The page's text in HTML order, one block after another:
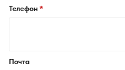
Телефон
Почта